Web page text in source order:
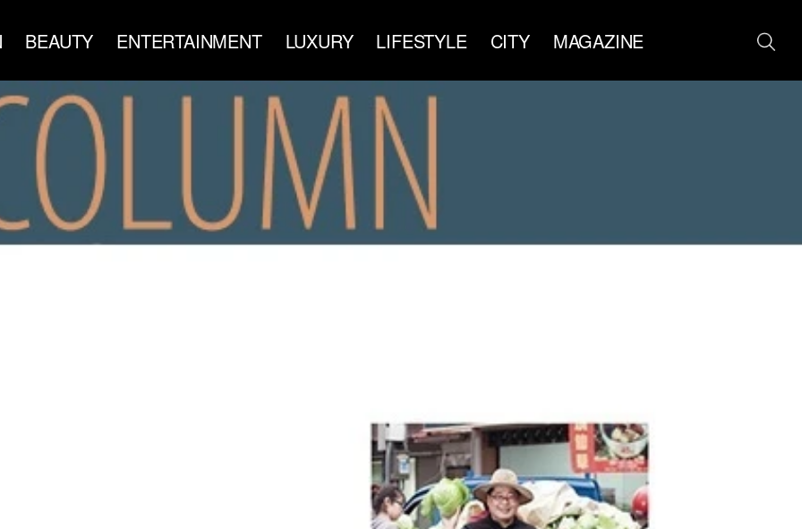
BEAUTY ENTERTAINMENT LUXURY LIFESTYLE CITY MAGAZINE